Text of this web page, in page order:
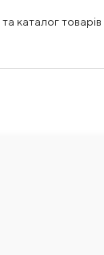
та каталог товарів